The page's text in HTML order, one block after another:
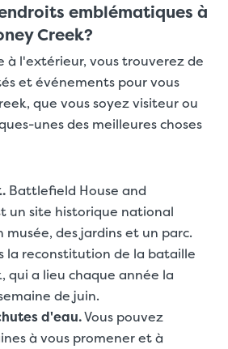
emblématiques à
Creek?
à l'extérieur, vous trouverez de
et événements pour vous
que vous soyez visiteur ou
unes des meilleures choses
Battlefield House and
un site historique national
musée, des jardins et un parc.
la reconstitution de la bataille
qui a lieu chaque année la
de juin.
d'eau.Vous pouvez
à vous promener et à